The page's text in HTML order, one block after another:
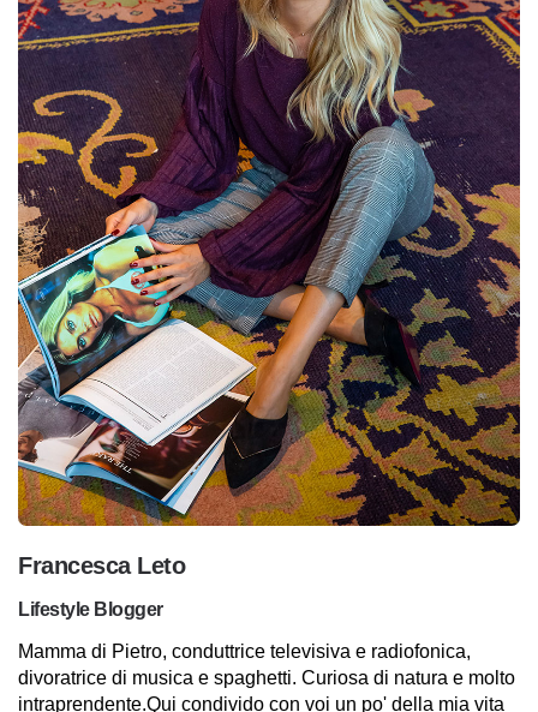
Francesca Leto
Lifestyle Blogger
Mamma di Pietro, conduttrice televisiva e radiofonica,
divoratrice di musica e spaghetti. Curiosa di natura e molto
intraprendente.Qui condivido con voi un po' della mia vita